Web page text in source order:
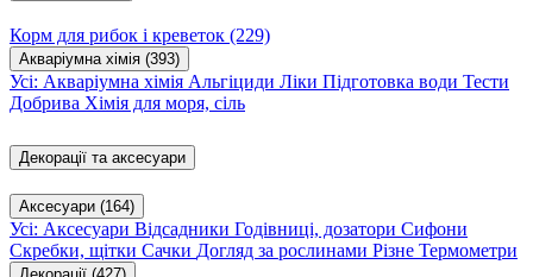
Корм для рибок і креветок (229)
Акваріумна хімія (393)
Усі: Акваріумна хімія Альгіциди Ліки Підготовка води Тести
Добрива Хімія для моря, сіль
Декорації та аксесуари
Аксесуари (164)
Усі: Аксесуари Відсадники Годівниці, дозатори Сифони
Скребки, щітки Сачки Догляд за рослинами Різне Термометри